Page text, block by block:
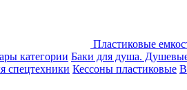
Пластиковые
категории Баки для душа.
спецтехники Кессоны пластиковые